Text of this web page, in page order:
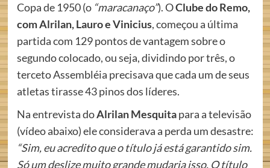
Copa de 1950 (o “maracanaço”). OClube do Remo,
com Alrilan, Lauro e Vinicius, começou a última
partida com 129 pontos de vantagem sobre o
segundo colocado, ou seja, dividindo por três, o
terceto Assembléia precisava que cada um de seus
atletas tirasse 43 pinos dos líderes.
Na entrevista doAlrilan Mesquitapara a televisão
(vídeo abaixo) ele considerava a perda um desastre:
“Sim, eu acredito que o título já está garantido sim.
Só um deslize muito grande mudaria isso. O título